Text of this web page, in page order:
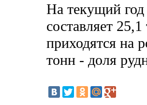
На текущий год
составляет
приходятся на
тонн - доля